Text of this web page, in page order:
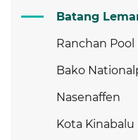
Batang
Ranchan
Bako
Nasenaffen
Kota Kinabalu